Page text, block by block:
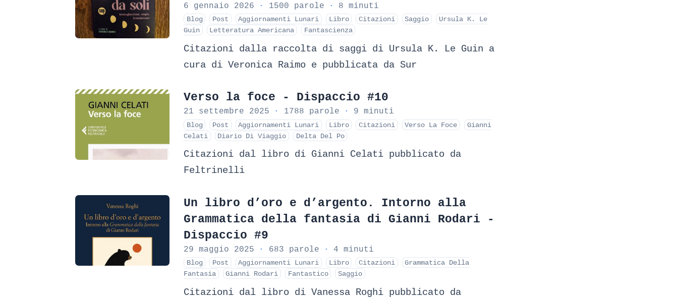
6 gennaio 2026 · 1500 parole · 8 minuti
Blog Post Aggiornamenti Lunari Libro Citazioni Saggio
Ursula K. Le
Guin
Letteratura Americana Fantascienza
Citazioni dalla raccolta di saggi di Ursula K. Le Guin a
cura di Veronica Raimo e pubblicata da Sur
Verso la foce - Dispaccio #10
21 settembre 2025 · 1788 parole · 9 minuti
Blog Post Aggiornamenti Lunari Libro Citazioni Verso La Foce
Gianni
Celati
Diario Di Viaggio Delta Del Po
Citazioni dal libro di Gianni Celati pubblicato da
Feltrinelli
Un libro d’oro e d’argento. Intorno alla
Grammatica della fantasia di Gianni Rodari -
Dispaccio #9
29 maggio 2025 · 683 parole · 4 minuti
Blog Post Aggiornamenti Lunari Libro Citazioni
Grammatica Della
Fantasia
Gianni Rodari Fantastico Saggio
Citazioni dal libro di Vanessa Roghi pubblicato da